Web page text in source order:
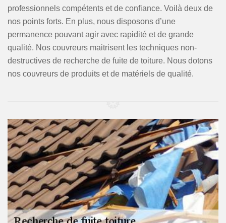
professionnels compétents et de confiance. Voilà deux de
nos points forts. En plus, nous disposons d’une
permanence pouvant agir avec rapidité et de grande
qualité. Nos couvreurs maitrisent les techniques non-
destructives de recherche de fuite de toiture. Nous dotons
nos couvreurs de produits et de matériels de qualité.